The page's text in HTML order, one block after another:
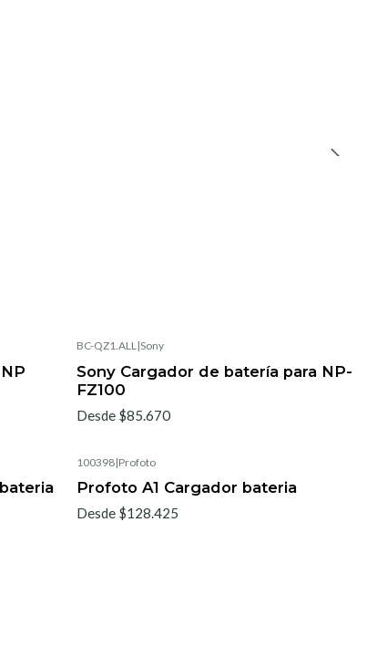
BC-QZ1.ALL|Sony
Sony Cargador de batería para NP-
FZ100
Desde $85.670
100398|Profoto
Profoto A1 Cargador bateria
Desde $128.425